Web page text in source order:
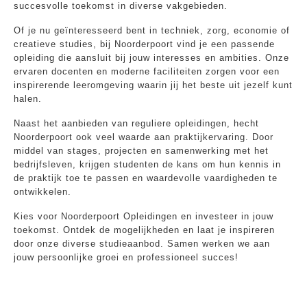
succesvolle toekomst in diverse vakgebieden.
Of je nu geïnteresseerd bent in techniek, zorg, economie of
creatieve studies, bij Noorderpoort vind je een passende
opleiding die aansluit bij jouw interesses en ambities. Onze
ervaren docenten en moderne faciliteiten zorgen voor een
inspirerende leeromgeving waarin jij het beste uit jezelf kunt
halen.
Naast het aanbieden van reguliere opleidingen, hecht
Noorderpoort ook veel waarde aan praktijkervaring. Door
middel van stages, projecten en samenwerking met het
bedrijfsleven, krijgen studenten de kans om hun kennis in
de praktijk toe te passen en waardevolle vaardigheden te
ontwikkelen.
Kies voor Noorderpoort Opleidingen en investeer in jouw
toekomst. Ontdek de mogelijkheden en laat je inspireren
door onze diverse studieaanbod. Samen werken we aan
jouw persoonlijke groei en professioneel succes!